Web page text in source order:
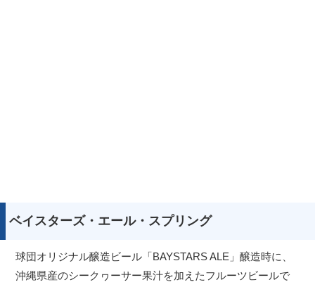
ベイスターズ・エール・スプリング
球団オリジナル醸造ビール「BAYSTARS ALE」醸造時に、
沖縄県産のシークヮーサー果汁を加えたフルーツビールで